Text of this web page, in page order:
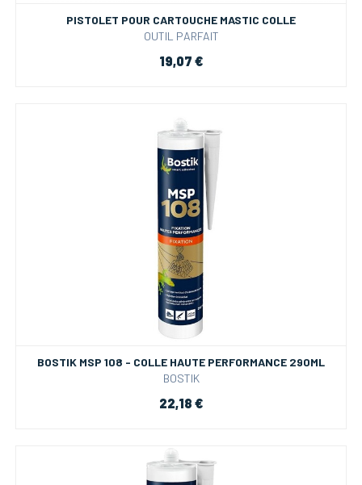
PISTOLET POUR CARTOUCHE MASTIC COLLE
OUTIL PARFAIT
19,07 €
BOSTIK MSP 108 - COLLE HAUTE PERFORMANCE 290ML
BOSTIK
22,18 €